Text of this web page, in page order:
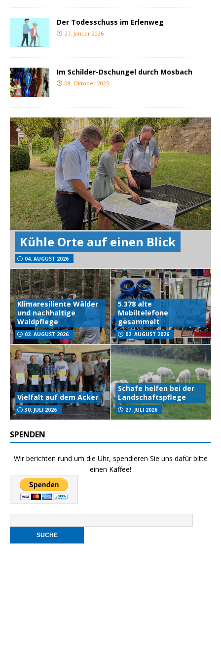
Der Todesschuss im Erlenweg
27. Januar 2026
Im Schilder-Dschungel durch Mosbach
08. Oktober 2025
Kühle Orte auf einen Blick
04. AUGUST 2026
Klimaresiliente Wälder
und nachhaltige
Waldpflege
02. AUGUST 2026
5.378 alte
Mobiltelefone
gesammelt
02. AUGUST 2026
Vielfalt auf dem Acker
30. JULI 2026
Schafe helfen bei der
Landschaftspflege
27. JULI 2026
SPENDEN
Wir berichten rund um die Uhr, spendieren Sie uns dafür bitte
einen Kaffee!